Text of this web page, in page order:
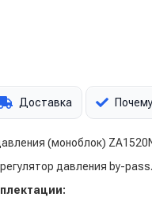
Доставка
(моноблок)
давления by-pass.